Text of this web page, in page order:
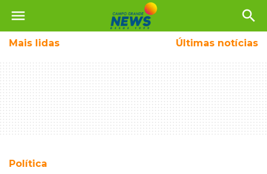
menu search
Mais lidas Últimas notícias
Política